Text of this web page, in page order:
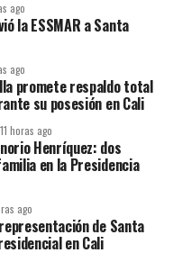
ago
la ESSMAR a Santa
ago
promete respaldo total
su posesión en Cali
11 horas ago
Henríquez: dos
en la Presidencia
ago
de Santa
en Cali